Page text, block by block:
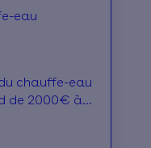
eau
chauffe-eau
de 2000€ à